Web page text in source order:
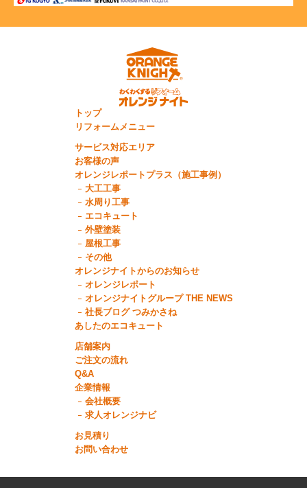
トップ
リフォームメニュー
サービス対応エリア
お客様の声
オレンジレポートプラス（施工事例）
大工工事
水周り工事
エコキュート
外壁塗装
屋根工事
その他
オレンジナイトからのお知らせ
オレンジレポート
オレンジナイトグループ THE NEWS
社長ブログ つみかさね
あしたのエコキュート
店舗案内
ご注文の流れ
Q&A
企業情報
会社概要
求人オレンジナビ
お見積り
お問い合わせ